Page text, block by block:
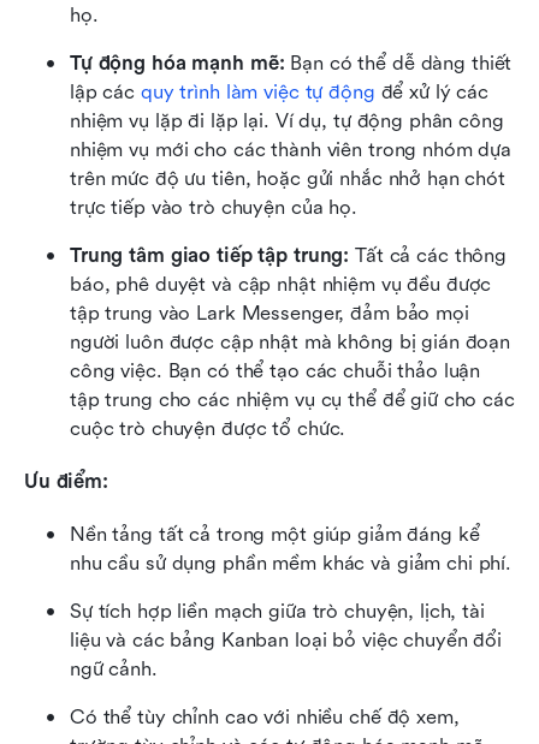
họ.
Tự động hóa mạnh mẽ: Bạn có thể dễ dàng thiết
lập các quy trình làm việc tự động để xử lý các
nhiệm vụ lặp đi lặp lại. Ví dụ, tự động phân công
nhiệm vụ mới cho các thành viên trong nhóm dựa
trên mức độ ưu tiên, hoặc gửi nhắc nhở hạn chót
trực tiếp vào trò chuyện của họ.
Trung tâm giao tiếp tập trung: Tất cả các thông
báo, phê duyệt và cập nhật nhiệm vụ đều được
tập trung vào Lark Messenger, đảm bảo mọi
người luôn được cập nhật mà không bị gián đoạn
công việc. Bạn có thể tạo các chuỗi thảo luận
tập trung cho các nhiệm vụ cụ thể để giữ cho các
cuộc trò chuyện được tổ chức.
Ưu điểm:
Nền tảng tất cả trong một giúp giảm đáng kể
nhu cầu sử dụng phần mềm khác và giảm chi phí.
Sự tích hợp liền mạch giữa trò chuyện, lịch, tài
liệu và các bảng Kanban loại bỏ việc chuyển đổi
ngữ cảnh.
Có thể tùy chỉnh cao với nhiều chế độ xem,